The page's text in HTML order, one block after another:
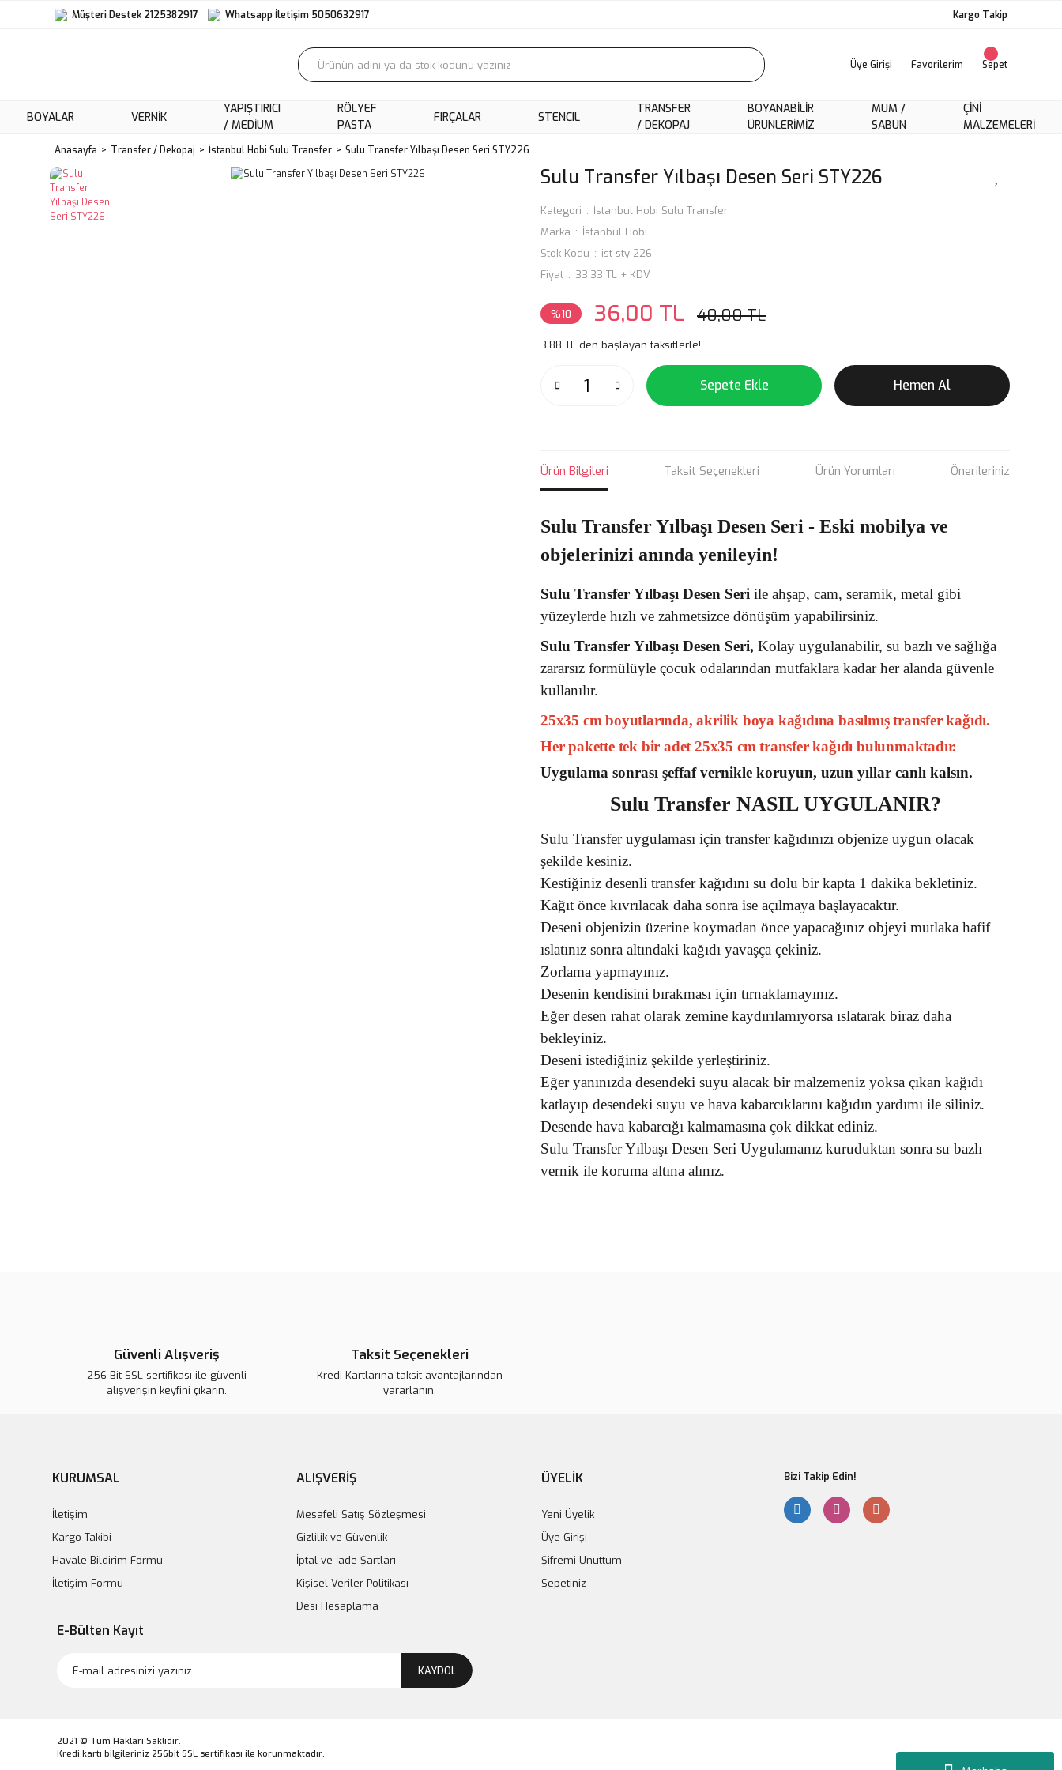
Müşteri Destek 2125382917 Whatsapp İletişim 5050632917 Kargo Takip
Üye Girişi Favorilerim Sepet
BOYALAR VERNIK
YAPIŞTIRICI
/ MEDIUM
RÖLYEF
PASTA
FIRÇALAR STENCIL
TRANSFER
/ DEKOPAJ
BOYANABILIR
ÜRÜNLERIMIZ
MUM /
SABUN
ÇINI
MALZEMELERI
Anasayfa Transfer / Dekopaj İstanbul Hobi Sulu Transfer Sulu Transfer Yılbaşı Desen Seri STY226
Sulu Transfer Yılbaşı Desen Seri STY226
Kategori
İstanbul Hobi Sulu Transfer
Marka
İstanbul Hobi
Stok Kodu
ist-sty-226
Fiyat
33,33 TL + KDV
%10 36,00 TL 40,00 TL
3,88 TL den başlayan taksitlerle!
Sepete Ekle Hemen Al
Ürün Bilgileri Taksit Seçenekleri Ürün Yorumları Önerileriniz
Sulu Transfer Yılbaşı Desen Seri - Eski mobilya ve
objelerinizi anında yenileyin!
Sulu Transfer Yılbaşı Desen Seri ile ahşap, cam, seramik, metal gibi
yüzeylerde hızlı ve zahmetsizce dönüşüm yapabilirsiniz.
Sulu Transfer Yılbaşı Desen Seri, Kolay uygulanabilir, su bazlı ve sağlığa
zararsız formülüyle çocuk odalarından mutfaklara kadar her alanda güvenle
kullanılır.
25x35 cm boyutlarında, akrilik boya kağıdına basılmış transfer kağıdı.
Her pakette tek bir adet 25x35 cm transfer kağıdı bulunmaktadır.
Uygulama sonrası şeffaf vernikle koruyun, uzun yıllar canlı kalsın.
Sulu Transfer NASIL UYGULANIR?
Sulu Transfer uygulaması için transfer kağıdınızı objenize uygun olacak
şekilde kesiniz.
Kestiğiniz desenli transfer kağıdını su dolu bir kapta 1 dakika bekletiniz.
Kağıt önce kıvrılacak daha sonra ise açılmaya başlayacaktır.
Deseni objenizin üzerine koymadan önce yapacağınız objeyi mutlaka hafif
ıslatınız sonra altındaki kağıdı yavaşça çekiniz.
Zorlama yapmayınız.
Desenin kendisini bırakması için tırnaklamayınız.
Eğer desen rahat olarak zemine kaydırılamıyorsa ıslatarak biraz daha
bekleyiniz.
Deseni istediğiniz şekilde yerleştiriniz.
Eğer yanınızda desendeki suyu alacak bir malzemeniz yoksa çıkan kağıdı
katlayıp desendeki suyu ve hava kabarcıklarını kağıdın yardımı ile siliniz.
Desende hava kabarcığı kalmamasına çok dikkat ediniz.
Sulu Transfer Yılbaşı Desen Seri Uygulamanız kuruduktan sonra su bazlı
vernik ile koruma altına alınız.
Gönder
Güvenli Alışveriş
256 Bit SSL sertifikası ile güvenli
alışverişin keyfini çıkarın.
Taksit Seçenekleri
Kredi Kartlarına taksit avantajlarından
yararlanın.
KURUMSAL
İletişim
Kargo Takibi
Havale Bildirim Formu
İletişim Formu
ALIŞVERİŞ
Mesafeli Satış Sözleşmesi
Gizlilik ve Güvenlik
İptal ve İade Şartları
Kişisel Veriler Politikası
Desi Hesaplama
ÜYELİK
Yeni Üyelik
Üye Girişi
Şifremi Unuttum
Sepetiniz
Bizi Takip Edin!
E-Bülten Kayıt
KAYDOL
2021 © Tüm Hakları Saklıdır.
Kredi kartı bilgileriniz 256bit SSL sertifikası ile korunmaktadır.